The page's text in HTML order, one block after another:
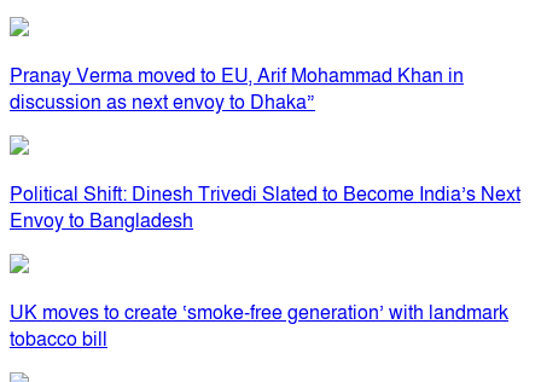
Pranay Verma moved to EU, Arif Mohammad Khan in
discussion as next envoy to Dhaka”
Political Shift: Dinesh Trivedi Slated to Become India’s Next
Envoy to Bangladesh
UK moves to create ‘smoke-free generation’ with landmark
tobacco bill